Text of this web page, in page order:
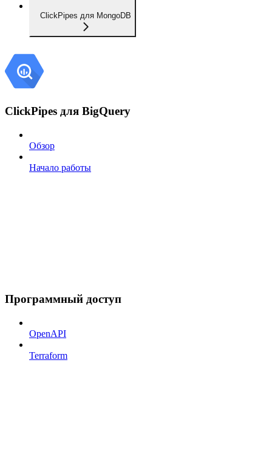
ClickPipes для MongoDB
ClickPipes для BigQuery
Обзор
Начало работы
Программный доступ
OpenAPI
Terraform